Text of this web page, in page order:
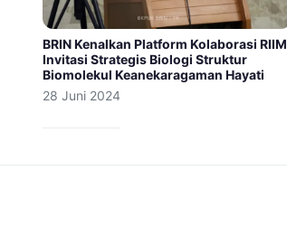
BRIN Kenalkan Platform Kolaborasi RIIM
Invitasi Strategis Biologi Struktur
Biomolekul Keanekaragaman Hayati
28 Juni 2024